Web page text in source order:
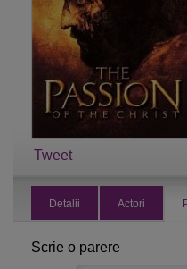
Tweet
Detalii Actori
Scrie o parere